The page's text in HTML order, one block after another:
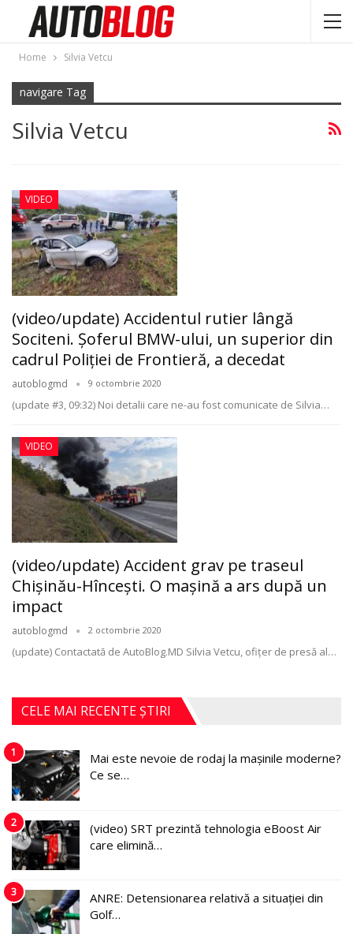
Home Silvia Vetcu
navigare Tag
Silvia Vetcu
VIDEO
(video/update) Accidentul rutier lângă
Sociteni. Şoferul BMW-ului, un superior din
cadrul Poliţiei de Frontieră, a decedat
autoblogmd 9 octombrie 2020
(update #3, 09:32) Noi detalii care ne-au fost comunicate de Silvia…
VIDEO
(video/update) Accident grav pe traseul
Chişinău-Hînceşti. O maşină a ars după un
impact
autoblogmd 2 octombrie 2020
(update) Contactată de AutoBlog.MD Silvia Vetcu, ofiţer de presă al…
CELE MAI RECENTE ȘTIRI
1
Mai este nevoie de rodaj la mașinile moderne?
Ce se…
2
(video) SRT prezintă tehnologia eBoost Air
care elimină…
3
ANRE: Detensionarea relativă a situației din
Golf…